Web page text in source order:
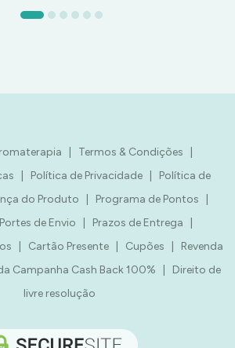
Termos & Condições
Política de Privacidade
Política de
do Produto Programa de Pontos
de Envio
Prazos de Entrega
Cartão Presente| Cupões
Revenda
Campanha Cash Back 100%
Direito de
livre resolução